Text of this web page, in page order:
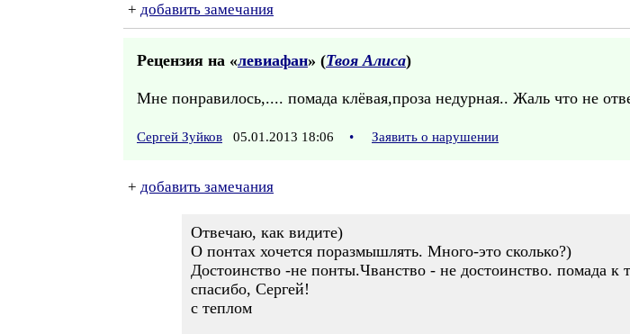
+ добавить замечания
Рецензия на «левиафан» (Твоя Алиса)
Мне понравилось,.... помада клёвая,проза недурная.. Жаль что не
Сергей Зуйков 05.01.2013 18:06 • Заявить о нарушении
+ добавить замечания
Отвечаю, как видите)
О понтах хочется поразмышлять. Много-это сколько?)
Достоинство -не понты.Чванство - не достоинство. помада к
спасибо, Сергей!
с теплом